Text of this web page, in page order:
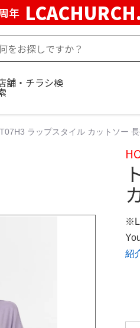
年
舗・チラシ検
ラップスタイル カットソー
紹